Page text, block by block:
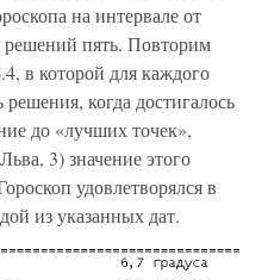
на интервале от
решений пять. Повторим
в которой для каждого
когда достигалось
до «лучших точек»,
3) значение этого
удовлетворялся в
из указанных дат.